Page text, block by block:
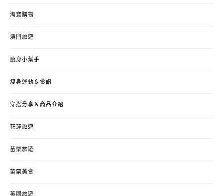
淘寶購物
澳門旅遊
瘦身小幫手
瘦身運動＆食譜
穿搭分享＆商品介紹
花蓮旅遊
苗栗旅遊
苗栗美食
英國旅遊